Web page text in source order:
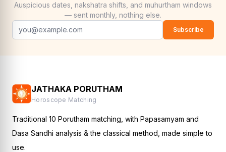
Auspicious dates, nakshatra shifts, and muhurtham windows
— sent monthly, nothing else.
Subscribe
JATHAKA PORUTHAM
Horoscope Matching
Traditional 10 Porutham matching, with Papasamyam and
Dasa Sandhi analysis & the classical method, made simple to
use.